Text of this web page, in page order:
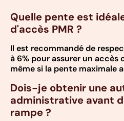
Quelle pente est
d'accès PMR ?
Il est recommandé de
à 6% pour assurer un
même si la pente maximale
Dois-je obtenir une
administrative avant
rampe ?